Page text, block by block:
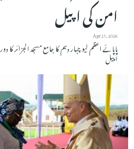
امن کی اپیل
Apr 21, 2026
پاپائے اعظم لیو چہار دہم کا جامع مسجد الجزائر کا
اپیل